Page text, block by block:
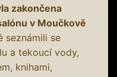
zakončena
v Moučkově
seznámili se
a tekoucí vody,
knihami,